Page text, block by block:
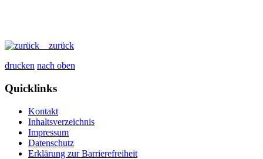
zurück
drucken nach oben
Quicklinks
Kontakt
Inhaltsverzeichnis
Impressum
Datenschutz
Erklärung zur Barrierefreiheit